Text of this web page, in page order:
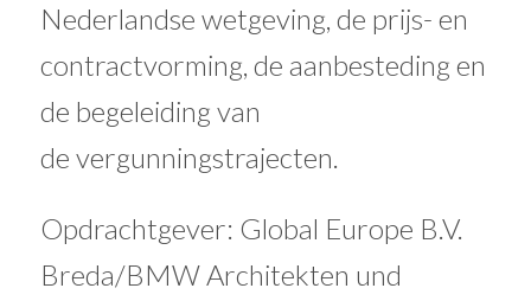
Nederlandse wetgeving, de prijs- en
contractvorming, de aanbesteding en
de begeleiding van
de vergunningstrajecten.
Opdrachtgever: Global Europe B.V.
Breda/BMW Architekten und